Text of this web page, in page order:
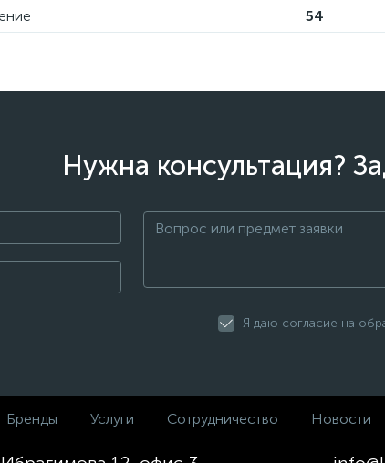
54
Нужна консультация?
Я даю согласие на
Бренды Услуги Сотрудничество Новости